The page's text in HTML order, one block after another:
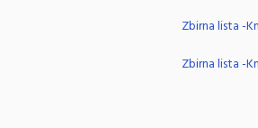
Zbirna lista -
Zbirna lista -